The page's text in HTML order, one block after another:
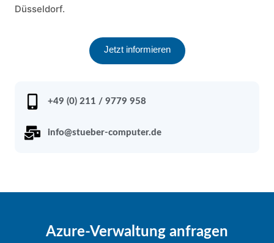
Düsseldorf.
Jetzt informieren
+49 (0) 211 / 9779 958
info@stueber-computer.de
Azure-Verwaltung anfragen